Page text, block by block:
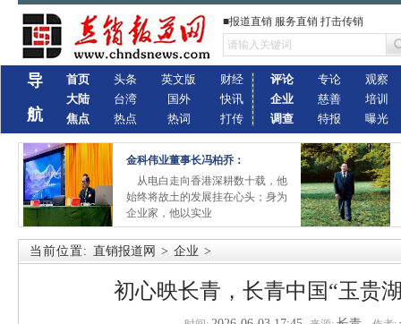
■报道直销 服务直销 打击传销
导
航
首页
大陆
焦点
头条
台湾
热点
英文版
国外
热词
财经
快讯
打传
评论
企业
调查
专论
慈善
特报
观察
培训
曝光
金科伟业董事长冯柏乔：
从电白走向香港深耕数十载，他
始终将故土的发展挂在心头；身为
企业家，他以实业
当前位置: 直销报道网 > 企业 >
初心映长青，长青中国“玉贵